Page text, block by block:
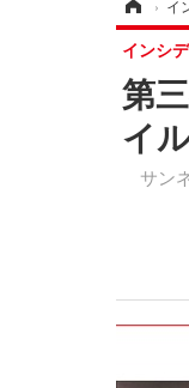
› イ
第
イ
サン
インシ